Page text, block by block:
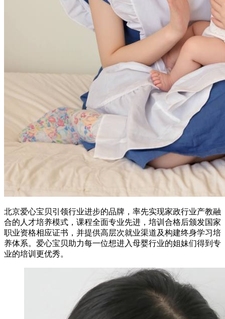
北京爱心宝贝引领行业进步的品牌，率先实现家政行业产教融
合的人才培养模式，课程全面专业先进，培训合格后颁发国家
职业资格相应证书，并提供高层次就业渠道及构建终身学习培
养体系。爱心宝贝助力每一位想进入母婴行业的姐妹们得到专
业的培训更优秀。